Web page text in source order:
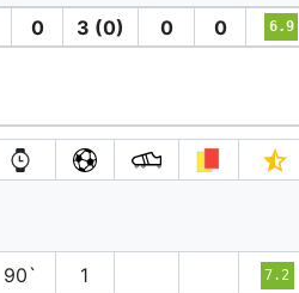
0 3 (0) 0 0 6.9
90` 1 7.2